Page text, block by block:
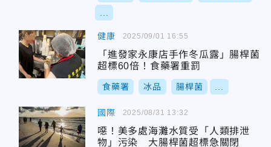
健康
「進發家永康店手作冬瓜露」腸桿菌
超標60倍！食藥署重罰
食藥署 冰品 腸桿菌
2025/09/01 16:55
國際
噁！美多處海灘水質受「人類排泄
物」污染 大腸桿菌超標急關閉
2025/08/31 13:32